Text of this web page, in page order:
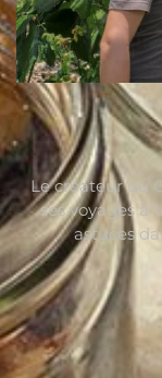
Le créateur du
ses voyages à
astuces